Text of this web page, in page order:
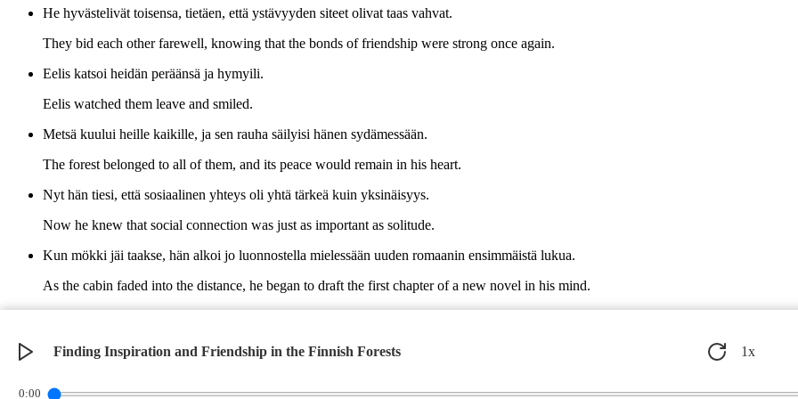
Finding Inspiration and Friendship in the Finnish Forests 1x
0:00
He hyvästelivät toisensa, tietäen, että ystävyyden siteet olivat taas vahvat.
They bid each other farewell, knowing that the bonds of friendship were strong once again.
Eelis katsoi heidän peräänsä ja hymyili.
Eelis watched them leave and smiled.
Metsä kuului heille kaikille, ja sen rauha säilyisi hänen sydämessään.
The forest belonged to all of them, and its peace would remain in his heart.
Nyt hän tiesi, että sosiaalinen yhteys oli yhtä tärkeä kuin yksinäisyys.
Now he knew that social connection was just as important as solitude.
Kun mökki jäi taakse, hän alkoi jo luonnostella mielessään uuden romaanin ensimmäistä lukua.
As the cabin faded into the distance, he began to draft the first chapter of a new novel in his mind.
It was a story of the forest, friendship, and the possibilities of a new beginning.